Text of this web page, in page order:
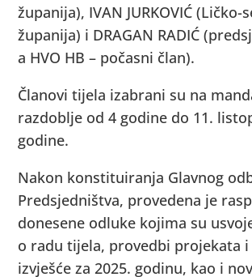
županija), IVAN JURKOVIĆ (Ličko-
županija) i DRAGAN RADIĆ
a HVO HB – počasni član).
Članovi tijela izabrani su na
razdoblje od 4 godine do 11.
godine.
Nakon konstituiranja Glavnog
Predsjedništva, provedena je
donesene odluke kojima su
o radu tijela, provedbi projekata
izvješće za 2025. godinu, kao i